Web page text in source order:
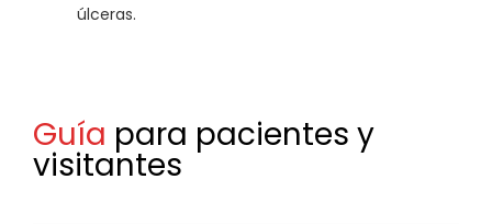
úlceras.
Guía para pacientes y
visitantes